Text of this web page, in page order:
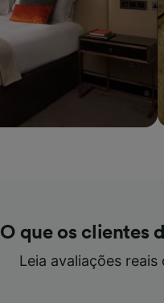
O que os clientes
Leia avaliações